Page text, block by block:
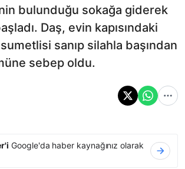
bulunduğu sokağa giderek
Daş, evin kapısındaki
sanıp silahla başından
sebep oldu.
Google'da haber kaynağınız olarak